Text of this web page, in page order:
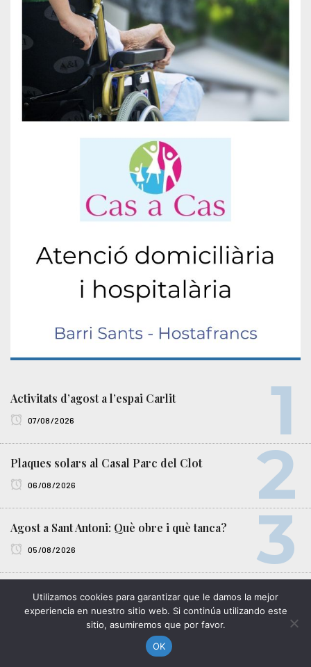
Activitats d’agost a l’espai Carlit
07/08/2026
Plaques solars al Casal Parc del Clot
06/08/2026
Agost a Sant Antoni: Què obre i què tanca?
05/08/2026
Antoni Falgueras (Celler de Gelida), triat pregoner de
la Mercè 2026
Utilizamos cookies para garantizar que le damos la mejor
experiencia en nuestro sitio web. Si continúa utilizando este
sitio, asumiremos que por favor.
OK